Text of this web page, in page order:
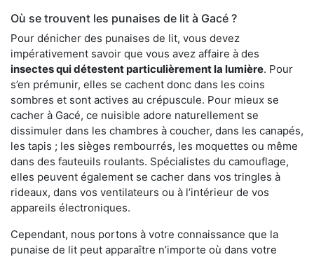
Où se trouvent les punaises de lit à Gacé ?
Pour dénicher des punaises de lit, vous devez
impérativement savoir que vous avez affaire à des
insectes qui détestent particulièrement la lumière. Pour
s’en prémunir, elles se cachent donc dans les coins
sombres et sont actives au crépuscule. Pour mieux se
cacher à Gacé, ce nuisible adore naturellement se
dissimuler dans les chambres à coucher, dans les canapés,
les tapis ; les sièges rembourrés, les moquettes ou même
dans des fauteuils roulants. Spécialistes du camouflage,
elles peuvent également se cacher dans vos tringles à
rideaux, dans vos ventilateurs ou à l’intérieur de vos
appareils électroniques.
Cependant, nous portons à votre connaissance que la
punaise de lit peut apparaître n’importe où dans votre